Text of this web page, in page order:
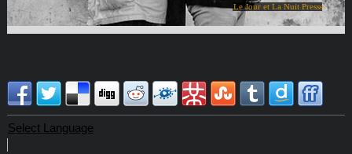
Le Jour et La Nuit Presse
Select Language